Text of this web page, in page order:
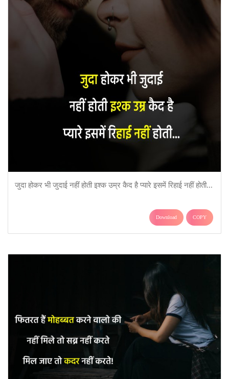
जुदा होकर भी जुदाई नहीं होती इश्क उम्र कैद है प्यारे इसमें रिहाई नहीं होती...
Download COPY